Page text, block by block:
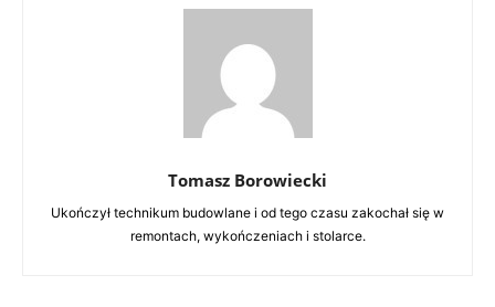
Tomasz Borowiecki
Ukończył technikum budowlane i od tego czasu zakochał się w
remontach, wykończeniach i stolarce.